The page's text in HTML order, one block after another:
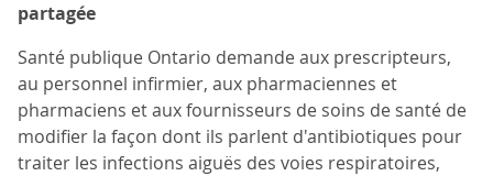
partagée
Santé publique Ontario demande aux prescripteurs,
au personnel infirmier, aux pharmaciennes et
pharmaciens et aux fournisseurs de soins de santé de
modifier la façon dont ils parlent d'antibiotiques pour
traiter les infections aiguës des voies respiratoires,